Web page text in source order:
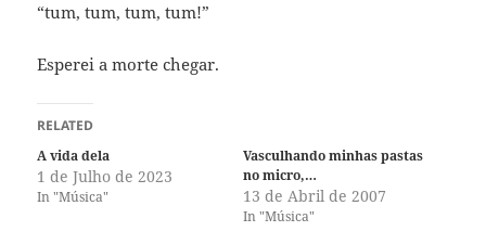
“tum, tum, tum, tum!”
Esperei a morte chegar.
RELATED
A vida dela
1 de Julho de 2023
In "Música"
Vasculhando minhas pastas
no micro,…
13 de Abril de 2007
In "Música"